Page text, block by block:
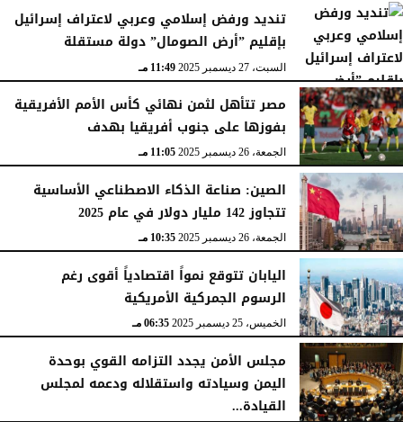
تنديد ورفض إسلامي وعربي لاعتراف إسرائيل
بإقليم ”أرض الصومال” دولة مستقلة
السبت، 27 ديسمبر 2025 11:49 مـ
مصر تتأهل لثمن نهائي كأس الأمم الأفريقية
بفوزها على جنوب أفريقيا بهدف
الجمعة، 26 ديسمبر 2025 11:05 مـ
الصين: صناعة الذكاء الاصطناعي الأساسية
تتجاوز 142 مليار دولار في عام 2025
الجمعة، 26 ديسمبر 2025 10:35 مـ
اليابان تتوقع نمواً اقتصادياً أقوى رغم
الرسوم الجمركية الأمريكية
الخميس، 25 ديسمبر 2025 06:35 مـ
مجلس الأمن يجدد التزامه القوي بوحدة
اليمن وسيادته واستقلاله ودعمه لمجلس
القيادة...